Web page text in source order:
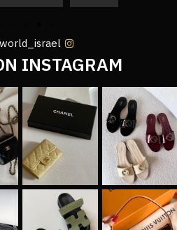
INSTAGRAM